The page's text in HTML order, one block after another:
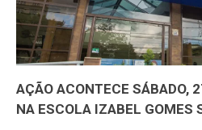
AÇÃO ACONTECE SÁBADO,
NA ESCOLA IZABEL GOMES